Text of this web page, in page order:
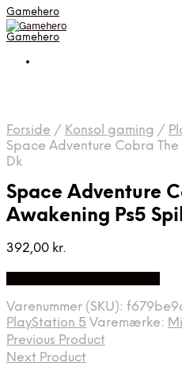
Gamehero
Gamehero
Forside / Konsol gaming /
Space Adventure Cobra
Dk
Space Adventure
Awakening Ps5
392,00 kr.
Varenummer (SKU):
PlayStation 5 Varemærke:
Previous Product
Next Product